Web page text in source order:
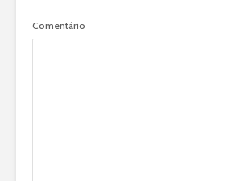
Comentário